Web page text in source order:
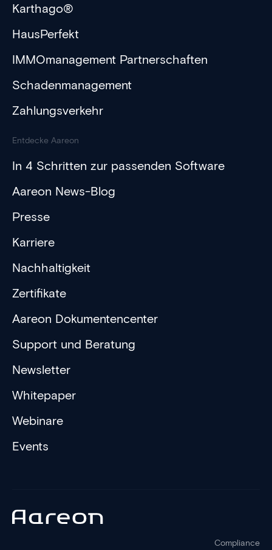
Karthago®
HausPerfekt
IMMOmanagement Partnerschaften
Schadenmanagement
Zahlungsverkehr
Entdecke Aareon
In 4 Schritten zur passenden Software
Aareon News-Blog
Presse
Karriere
Nachhaltigkeit
Zertifikate
Aareon Dokumentencenter
Support und Beratung
Newsletter
Whitepaper
Webinare
Events
Compliance